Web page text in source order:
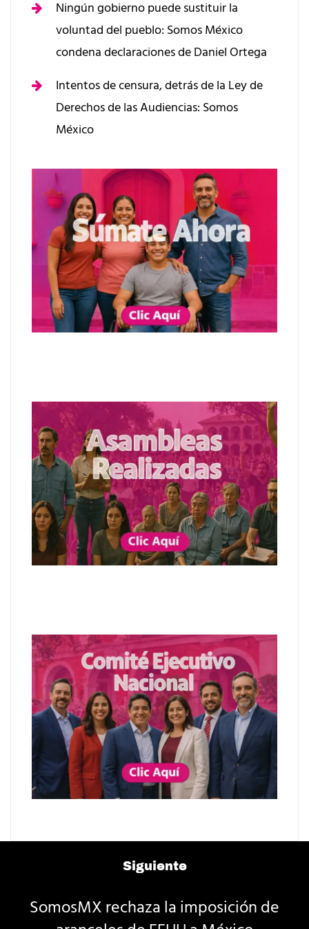
Ningún gobierno puede sustituir la
voluntad del pueblo: Somos México
condena declaraciones de Daniel Ortega
Intentos de censura, detrás de la Ley de
Derechos de las Audiencias: Somos
México
Siguiente
SomosMX rechaza la imposición de